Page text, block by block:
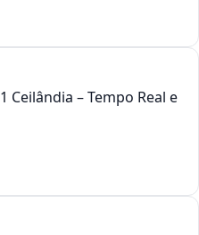
Ceilândia – Tempo Real e